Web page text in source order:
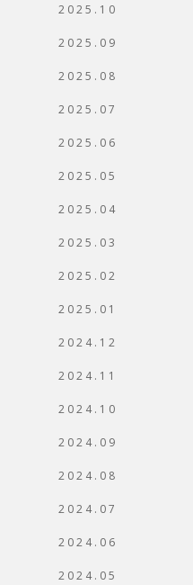
2025.10
2025.09
2025.08
2025.07
2025.06
2025.05
2025.04
2025.03
2025.02
2025.01
2024.12
2024.11
2024.10
2024.09
2024.08
2024.07
2024.06
2024.05